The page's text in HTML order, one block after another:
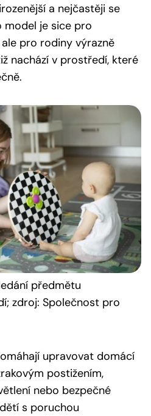
a nejčastěji se
model je sice pro
pro rodiny výrazně
nachází v prostředí, které
předmětu
zdroj: Společnost pro
upravovat domácí
postižením,
nebo bezpečné
s poruchou